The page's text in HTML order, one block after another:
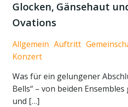
Glocken, Gänsehaut
Ovations
Allgemein Auftritt
Konzert
Was für ein gelungener
Bells“ – von beiden
und […]